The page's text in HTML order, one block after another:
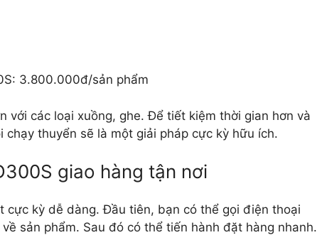
3.800.000đ/sản phẩm
với các loại xuồng, ghe. Để tiết kiệm thời gian hơn và
thuyển sẽ là một giải pháp cực kỳ hữu ích.
giao hàng tận nơi
cực kỳ dễ dàng. Đầu tiên, bạn có thể gọi điện thoại
sản phẩm. Sau đó có thể tiến hành đặt hàng nhanh.